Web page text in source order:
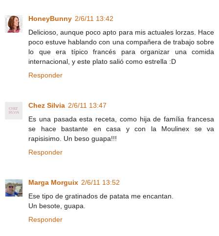
HoneyBunny 2/6/11 13:42
Delicioso, aunque poco apto para mis actuales lorzas. Hace
poco estuve hablando con una compañera de trabajo sobre
lo que era típico francés para organizar una comida
internacional, y este plato salió como estrella :D
Responder
Chez Silvia 2/6/11 13:47
Es una pasada esta receta, como hija de família francesa
se hace bastante en casa y con la Moulinex se va
rapisisimo. Un beso guapa!!!
Responder
Marga Morguix 2/6/11 13:52
Ese tipo de gratinados de patata me encantan.
Un besote, guapa.
Responder